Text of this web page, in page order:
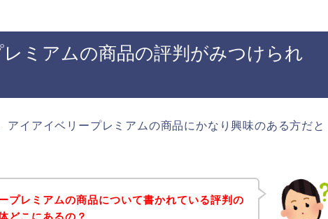
ミアムの商品の評判がみつけられ
アイアイベリープレミアムの商品にかなり興味のある方だと
プレミアムの商品について書かれている評判の